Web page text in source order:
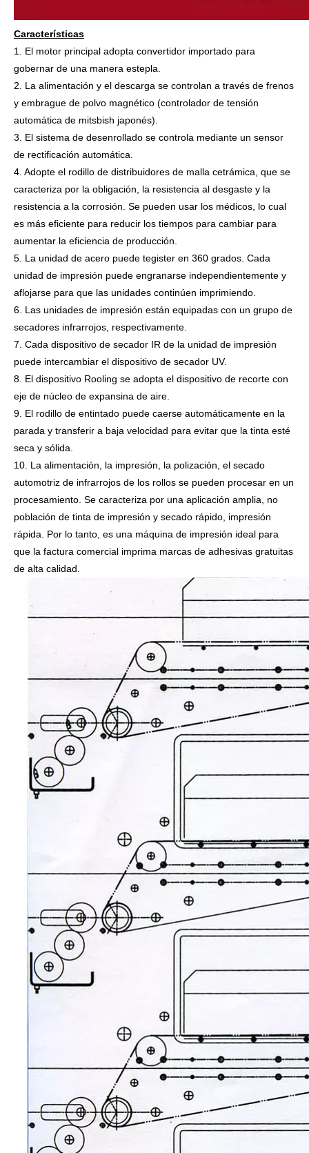
Características
1. El motor principal adopta convertidor importado para
gobernar de una manera estepla.
2. La alimentación y el descarga se controlan a través de frenos
y embrague de polvo magnético (controlador de tensión
automática de mitsbish japonés).
3. El sistema de desenrollado se controla mediante un sensor
de rectificación automática.
4. Adopte el rodillo de distribuidores de malla cetrámica, que se
caracteriza por la obligación, la resistencia al desgaste y la
resistencia a la corrosión. Se pueden usar los médicos, lo cual
es más eficiente para reducir los tiempos para cambiar para
aumentar la eficiencia de producción.
5. La unidad de acero puede tegister en 360 grados. Cada
unidad de impresión puede engranarse independientemente y
aflojarse para que las unidades continúen imprimiendo.
6. Las unidades de impresión están equipadas con un grupo de
secadores infrarrojos, respectivamente.
7. Cada dispositivo de secador IR de la unidad de impresión
puede intercambiar el dispositivo de secador UV.
8. El dispositivo Rooling se adopta el dispositivo de recorte con
eje de núcleo de expansina de aire.
9. El rodillo de entintado puede caerse automáticamente en la
parada y transferir a baja velocidad para evitar que la tinta esté
seca y sólida.
10. La alimentación, la impresión, la polización, el secado
automotriz de infrarrojos de los rollos se pueden procesar en un
procesamiento. Se caracteriza por una aplicación amplia, no
población de tinta de impresión y secado rápido, impresión
rápida. Por lo tanto, es una máquina de impresión ideal para
que la factura comercial imprima marcas de adhesivas gratuitas
de alta calidad.